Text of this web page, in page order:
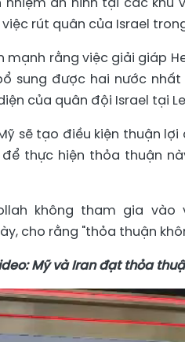
rút quân của Israel
mạnh rằng việc giải giáp
sung được hai nước
của quân đội Israel tại
sẽ tạo điều kiện thuận
để thực hiện thỏa thuận
không tham gia
cho rằng "thỏa thuận
Mỹ và Iran đạt thỏa